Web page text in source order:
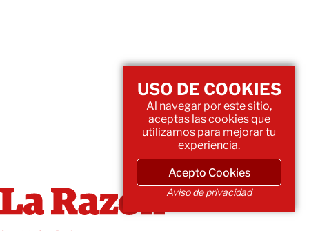
USO DE COOKIES
Al navegar por este sitio,
aceptas las cookies que
utilizamos para mejorar tu
experiencia.
Acepto Cookies
Aviso de privacidad